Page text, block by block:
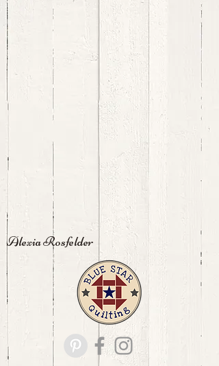
Alexia Rosfelder